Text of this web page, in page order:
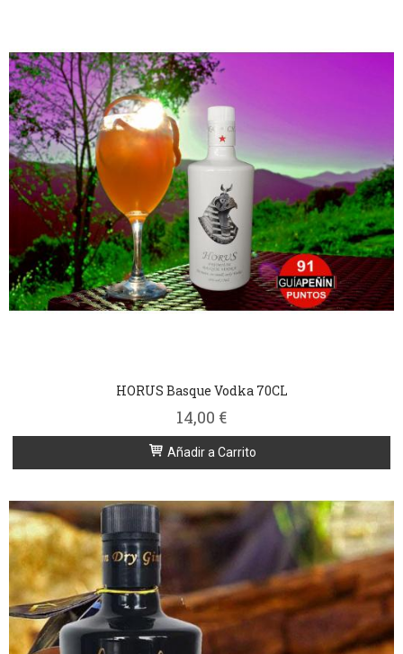
HORUS Basque Vodka 70CL
14,00 €
Añadir a Carrito